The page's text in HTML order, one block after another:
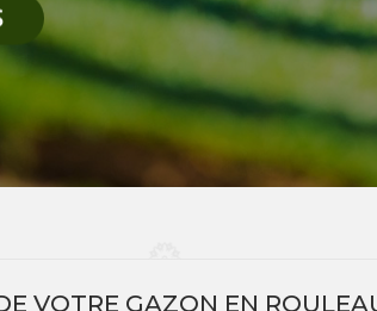
VOTRE GAZON EN